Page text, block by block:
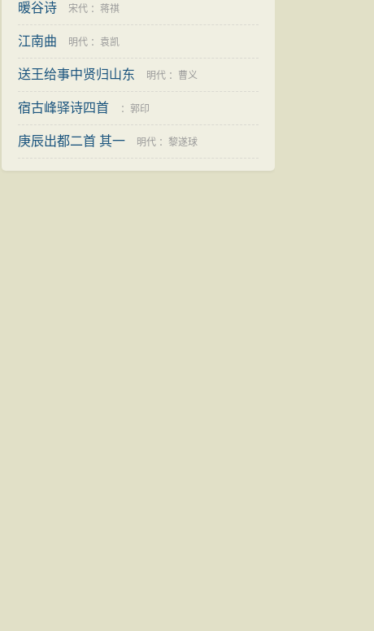
华
暖谷诗 宋代 ： 蒋祺
江南曲 明代 ： 袁凯
送王给事中贤归山东 明代 ： 曹义
宿古峰驿诗四首 ： 郭印
庚辰出都二首 其一 明代 ： 黎遂球